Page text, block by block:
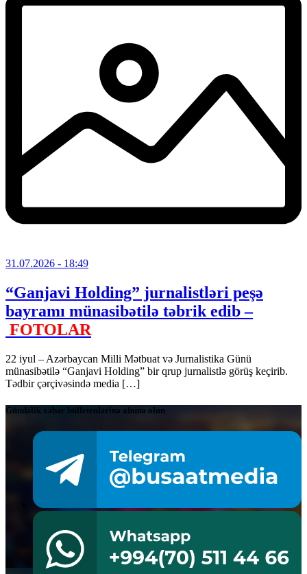
31.07.2026 - 18:49
“Ganjavi Holding” jurnalistləri peşə
bayramı münasibətilə təbrik edib –
FOTOLAR
22 iyul – Azərbaycan Milli Mətbuat və Jurnalistika Günü
münasibətilə “Ganjavi Holding” bir qrup jurnalistlə görüş keçirib.
Tədbir çərçivəsində media […]
Gündəlik xəbər bülletenlərinə abunə olun